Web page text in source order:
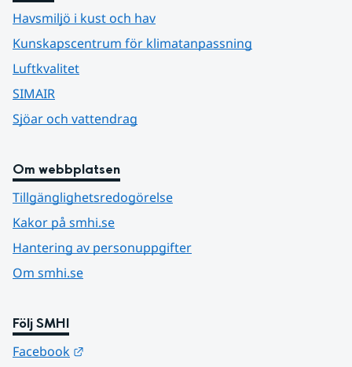
Havsmiljö i kust och hav
Kunskapscentrum för klimatanpassning
Luftkvalitet
SIMAIR
Sjöar och vattendrag
Om webbplatsen
Tillgänglighetsredogörelse
Kakor på smhi.se
Hantering av personuppgifter
Om smhi.se
Följ SMHI
Facebook